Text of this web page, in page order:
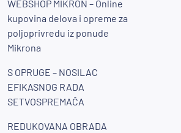
WEBSHOP MIKRON – Online
kupovina delova i opreme za
poljoprivredu iz ponude
Mikrona
S OPRUGE – NOSILAC
EFIKASNOG RADA
SETVOSPREMAČA
REDUKOVANA OBRADA